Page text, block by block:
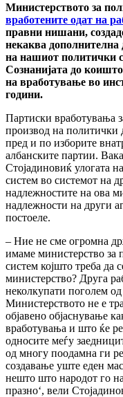
Министерството за
вработените одат на
правни нишани,
некаква дополнителна
на нашиот политички
Сознанијата до
на вработување во
години.
Партиски вработувања
производ на политички
пред и по изборите
албанските партии.
Стојадиновиќ улогата
систем во системот на
надлежностите на ова
надлежности на други
постоеле.
– Ние не сме огромна
имаме министерство за
систем којшто треба да
министерство? Друга
неколкупати поголем
Министерството не е
објавено објаснување
вработувања и што ќе
односите меѓу
од многу поодамна ги
создавање уште еден
нешто што народот го
празноʻ, вели